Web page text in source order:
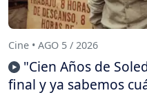
Cine • AGO 5 / 2026
"Cien Años de
final y ya sabemos